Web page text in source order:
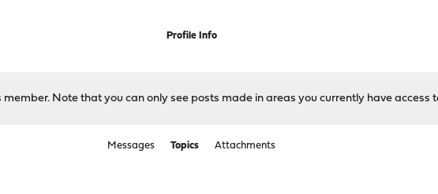
Profile Info
Note that you can only see posts made in areas you currently have access
Messages Topics Attachments